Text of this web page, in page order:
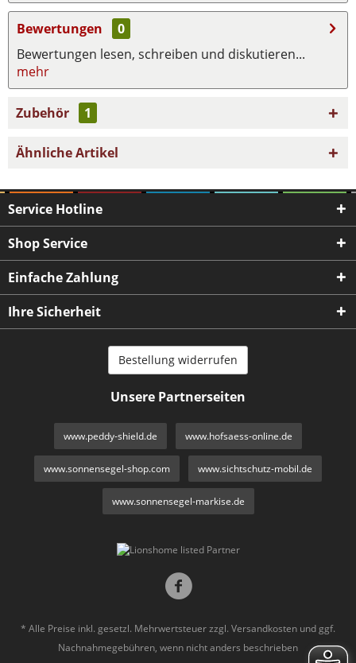
Bewertungen
0
Bewertungen lesen, schreiben und diskutieren...
mehr
Zubehör 1
Ähnliche Artikel
Service Hotline
Shop Service
Einfache Zahlung
Ihre Sicherheit
Bestellung widerrufen
Unsere Partnerseiten
www.peddy-shield.de www.hofsaess-online.de
www.sonnensegel-shop.com www.sichtschutz-mobil.de
www.sonnensegel-markise.de
* Alle Preise inkl. gesetzl. Mehrwertsteuer zzgl. Versandkosten und ggf.
Nachnahmegebühren, wenn nicht anders beschrieben